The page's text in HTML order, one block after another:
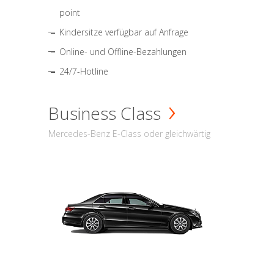
point
Kindersitze verfügbar auf Anfrage
Online- und Offline-Bezahlungen
24/7-Hotline
Business Class
Mercedes-Benz E-Class oder gleichwärtig